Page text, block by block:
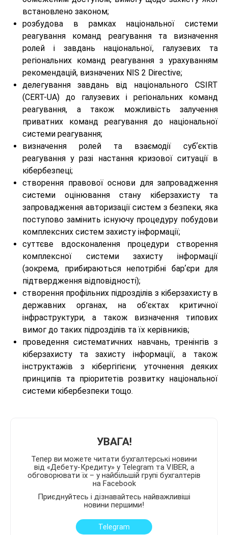
встановлено законом;
розбудова в рамках національної системи
реагування команд реагування та визначення
ролей і завдань національної, галузевих та
регіональних команд реагування з урахуванням
рекомендацій, визначених NIS 2 Directive;
делегування завдань від національного CSIRT
(CERT-UA) до галузевих і регіональних команд
реагування, а також можливість залучення
приватних команд реагування до національної
системи реагування;
визначення ролей та взаємодії субʼєктів
реагування у разі настання кризової ситуації в
кібербезпеці;
створення правової основи для запровадження
системи оцінювання стану кіберзахисту та
запровадження авторизації систем з безпеки, яка
поступово замінить існуючу процедуру побудови
комплексних систем захисту інформації;
суттєве вдосконалення процедури створення
комплексної системи захисту інформації
(зокрема, прибираються непотрібні барʼєри для
підтвердження відповідності);
створення профільних підрозділів з кіберзахисту в
державних органах, на об’єктах критичної
інфраструктури, а також визначення типових
вимог до таких підрозділів та їх керівників;
проведення систематичних навчань, тренінгів з
кіберзахисту та захисту інформації, а також
інструктажів з кібергігієни; уточнення деяких
принципів та пріоритетів розвитку національної
системи кібербезпеки тощо.
УВАГА!
Тепер ви можете читати бухгалтерські новини
від «Дебету-Кредиту» у Telegram та VIBER, а
обговорювати їх – у найбільшій групі бухгалтерів
на Facebook
Приєднуйтесь і дізнавайтесь найважливіші
новини першими!
Telegram